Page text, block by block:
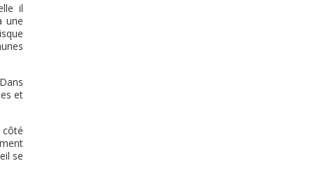
il
une
et
côté
se